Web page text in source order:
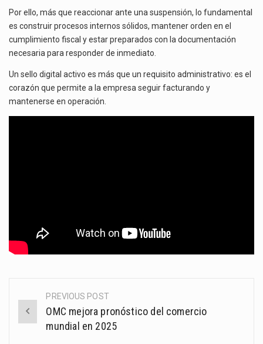
Por ello, más que reaccionar ante una suspensión, lo fundamental
es construir procesos internos sólidos, mantener orden en el
cumplimiento fiscal y estar preparados con la documentación
necesaria para responder de inmediato.
Un sello digital activo es más que un requisito administrativo: es el
corazón que permite a la empresa seguir facturando y
mantenerse en operación.
Post
navigation
PREVIOUS POST
OMC mejora pronóstico del comercio
mundial en 2025